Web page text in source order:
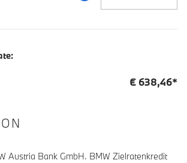
€ 638,46*
Austria Bank GmbH. BMW Zielratenkredit